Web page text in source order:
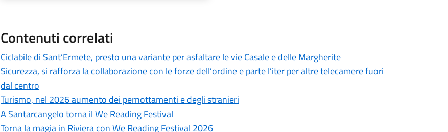
Contenuti correlati
Ciclabile di Sant’Ermete, presto una variante per asfaltare le vie Casale e delle Margherite
Sicurezza, si rafforza la collaborazione con le forze dell’ordine e parte l’iter per altre telecamere fuori
dal centro
Turismo, nel 2026 aumento dei pernottamenti e degli stranieri
A Santarcangelo torna il We Reading Festival
Torna la magia in Riviera con We Reading Festival 2026